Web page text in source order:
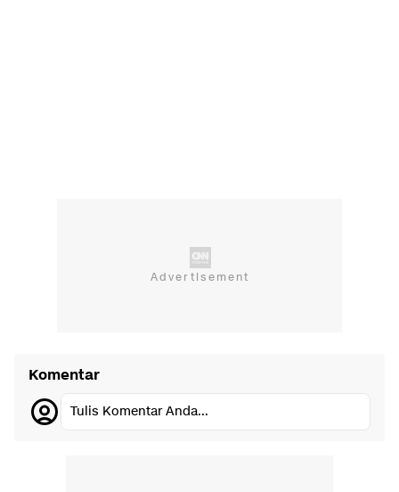
Komentar
Tulis Komentar Anda...